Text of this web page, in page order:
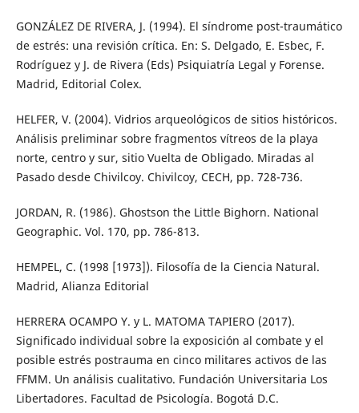
GONZÁLEZ DE RIVERA, J. (1994). El síndrome post-traumático
de estrés: una revisión crítica. En: S. Delgado, E. Esbec, F.
Rodríguez y J. de Rivera (Eds) Psiquiatría Legal y Forense.
Madrid, Editorial Colex.
HELFER, V. (2004). Vidrios arqueológicos de sitios históricos.
Análisis preliminar sobre fragmentos vítreos de la playa
norte, centro y sur, sitio Vuelta de Obligado. Miradas al
Pasado desde Chivilcoy. Chivilcoy, CECH, pp. 728-736.
JORDAN, R. (1986). Ghostson the Little Bighorn. National
Geographic. Vol. 170, pp. 786-813.
HEMPEL, C. (1998 [1973]). Filosofía de la Ciencia Natural.
Madrid, Alianza Editorial
HERRERA OCAMPO Y. y L. MATOMA TAPIERO (2017).
Significado individual sobre la exposición al combate y el
posible estrés postrauma en cinco militares activos de las
FFMM. Un análisis cualitativo. Fundación Universitaria Los
Libertadores. Facultad de Psicología. Bogotá D.C.